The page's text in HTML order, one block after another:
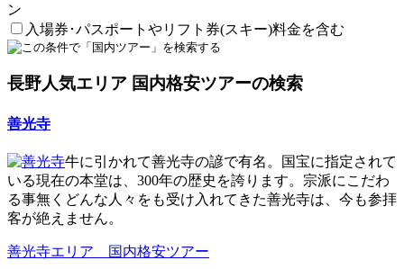
ン
入場券･パスポートやリフト券(スキー)料金を含む
長野人気エリア 国内格安ツアーの検索
善光寺
牛に引かれて善光寺の諺で有名。国宝に指定されて
いる現在の本堂は、300年の歴史を誇ります。宗派にこだわ
る事無くどんな人々をも受け入れてきた善光寺は、今も参拝
客が絶えません。
善光寺エリア 国内格安ツアー